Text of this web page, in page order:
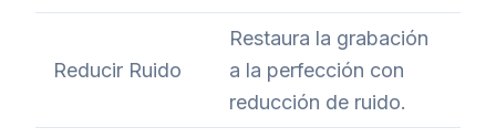
Reducir Ruido
Restaura la grabación
a la perfección con
reducción de ruido.